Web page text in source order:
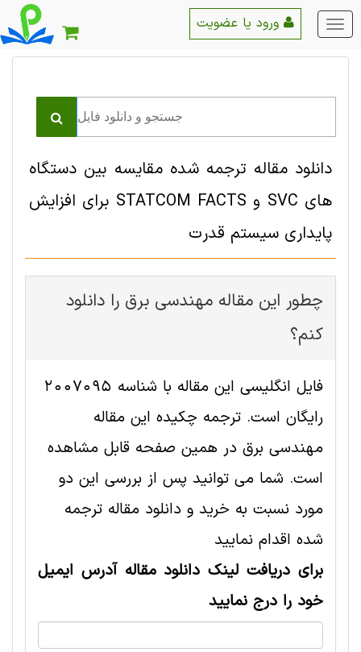
منو
اصلی
دانلود مقاله ترجمه شده مقایسه بین دستگاه
های SVC و STATCOM FACTS برای افزایش
پایداری سیستم قدرت
چطور این مقاله مهندسی برق را دانلود
کنم؟
فایل انگلیسی این مقاله با شناسه 2007095
رایگان است. ترجمه چکیده این مقاله
مهندسی برق در همین صفحه قابل مشاهده
است. شما می توانید پس از بررسی این دو
مورد نسبت به خرید و دانلود مقاله ترجمه
شده اقدام نمایید
برای دریافت لینک دانلود مقاله آدرس ایمیل
خود را درج نمایید